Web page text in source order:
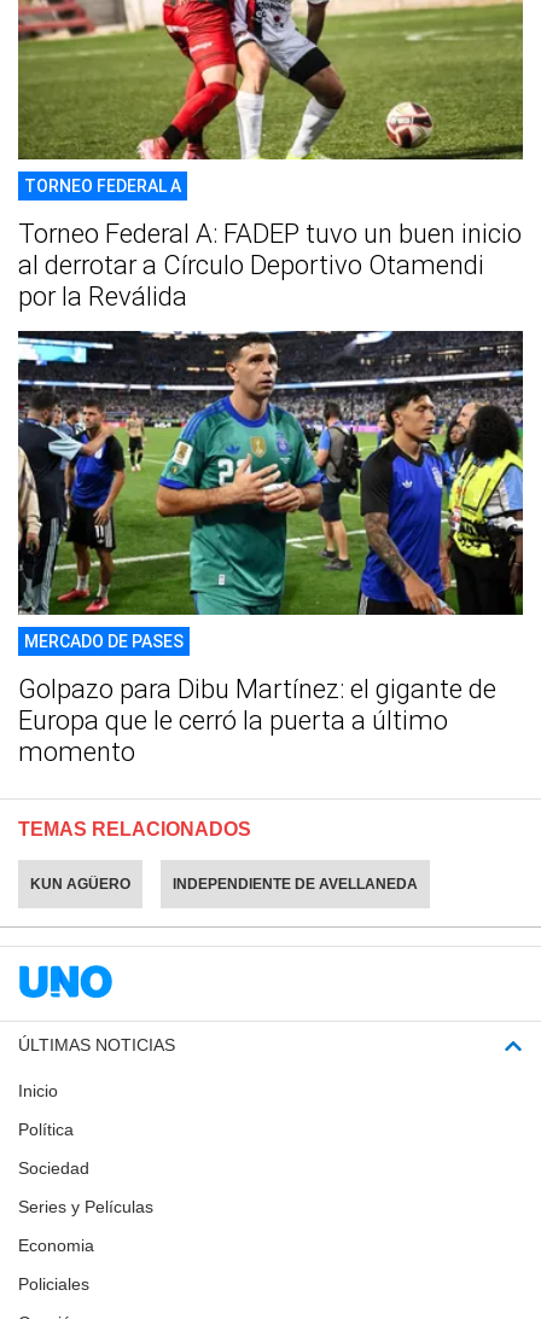
TORNEO FEDERAL A
Torneo Federal A: FADEP tuvo un buen inicio
al derrotar a Círculo Deportivo Otamendi
por la Reválida
MERCADO DE PASES
Golpazo para Dibu Martínez: el gigante de
Europa que le cerró la puerta a último
momento
TEMAS RELACIONADOS
KUN AGÜERO INDEPENDIENTE DE AVELLANEDA
ÚLTIMAS NOTICIAS
Inicio
Política
Sociedad
Series y Películas
Economia
Policiales